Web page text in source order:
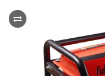
Previous